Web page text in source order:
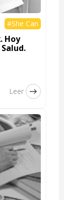
#She Can
Hoy
Leer